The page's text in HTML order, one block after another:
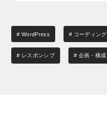
# WordPress # コーディング
# レスポンシブ # 企画・構成